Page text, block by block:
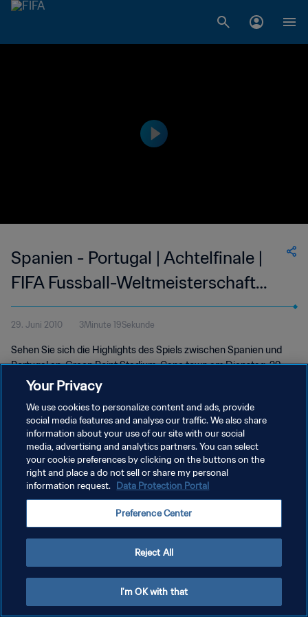
Spanien - Portugal | Achtelfinale |
FIFA Fussball-Weltmeisterschaft
Südafrika 2010™ | Highlights
29. Juni 2010 3Minute 19Sekunde
Sehen Sie sich die Highlights des Spiels zwischen Spanien und
Portugal an. Green Point Stadium, Cape town am Dienstag, 29.
Juni 2010, 20:30 Uhr.
DATENSCHUTZ
NUTZUNGSBEDINGUNGEN
COOKIE-EINSTELLUNGEN VERWALTEN
Copyright © 1994 - 2026 FIFA. Alle Rechte vorbehalten.
Your Privacy
We use cookies to personalize content and ads, provide
social media features and analyse our traffic. We also share
information about your use of our site with our social
media, advertising and analytics partners. You can select
your cookie preferences by clicking on the buttons on the
right and place a do not sell or share my personal
information request. Data Protection Portal
Preference Center
Reject All
I'm OK with that